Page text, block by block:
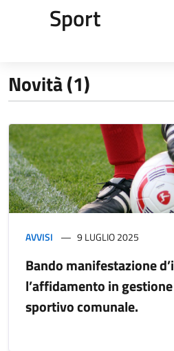
Sport
Novità (1)
AVVISI 9 LUGLIO 2025
Bando manifestazione
l’affidamento in
sportivo comunale.